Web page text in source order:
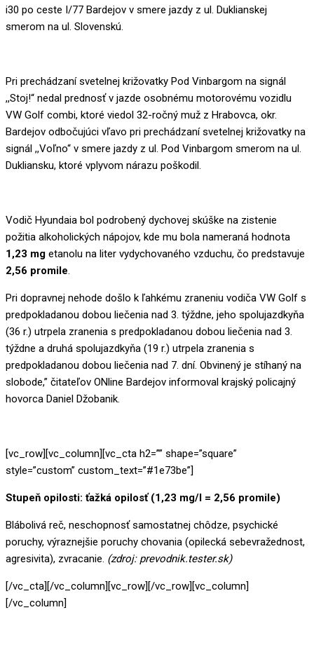
i30 po ceste I/77 Bardejov v smere jazdy z ul. Duklianskej
smerom na ul. Slovenskú.
Pri prechádzaní svetelnej križovatky Pod Vinbargom na signál
,,Stoj!“ nedal prednosť v jazde osobnému motorovému vozidlu
VW Golf combi, ktoré viedol 32-ročný muž z Hrabovca, okr.
Bardejov odbočujúci vľavo pri prechádzaní svetelnej križovatky na
signál ,,Voľno“ v smere jazdy z ul. Pod Vinbargom smerom na ul.
Dukliansku, ktoré vplyvom nárazu poškodil.
Vodič Hyundaia bol podrobený dychovej skúške na zistenie
požitia alkoholických nápojov, kde mu bola nameraná hodnota
1,23 mg etanolu na liter vydychovaného vzduchu, čo predstavuje
2,56 promile.
Pri dopravnej nehode došlo k ľahkému zraneniu vodiča VW Golf s
predpokladanou dobou liečenia nad 3. týždne, jeho spolujazdkyňa
(36 r.) utrpela zranenia s predpokladanou dobou liečenia nad 3.
týždne a druhá spolujazdkyňa (19 r.) utrpela zranenia s
predpokladanou dobou liečenia nad 7. dní. Obvinený je stíhaný na
slobode,” čitateľov ONline Bardejov informoval krajský policajný
hovorca Daniel Džobanik.
[vc_row][vc_column][vc_cta h2=”” shape=”square”
style=”custom” custom_text=”#1e73be”]
Stupeň opilosti: ťažká opilosť (1,23 mg/l = 2,56 promile)
Blábolivá reč, neschopnosť samostatnej chôdze, psychické
poruchy, výraznejšie poruchy chovania (opilecká sebevražednost,
agresivita), zvracanie. (zdroj: prevodnik.tester.sk)
[/vc_cta][/vc_column][vc_row][/vc_row][vc_column]
[/vc_column]